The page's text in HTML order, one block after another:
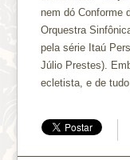
nem dó Conforme
Orquestra
pela série Itaú
Júlio Prestes).
ecletista, e de